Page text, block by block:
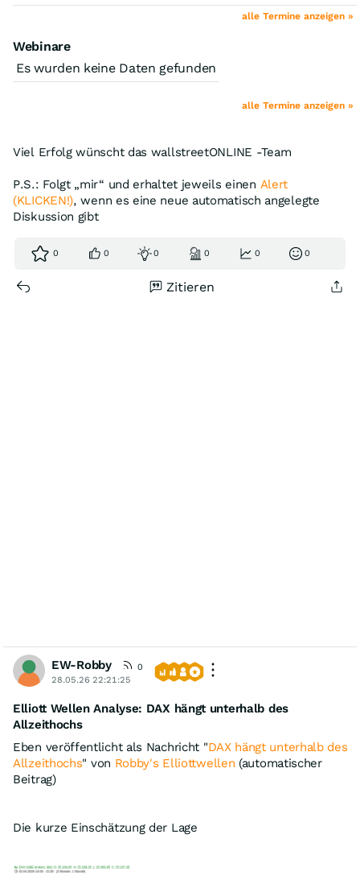
alle Termine anzeigen »
Webinare
Es wurden keine Daten gefunden
alle Termine anzeigen »
Viel Erfolg wünscht das wallstreetONLINE -Team
P.S.: Folgt „mir“ und erhaltet jeweils einen Alert
(KLICKEN!), wenn es eine neue automatisch angelegte
Diskussion gibt
0 0 0 0 0 0
Zitieren
EW-Robby
0
28.05.26 22:21:25
Elliott Wellen Analyse: DAX hängt unterhalb des
Allzeithochs
Eben veröffentlicht als Nachricht "DAX hängt unterhalb des
Allzeithochs" von Robby's Elliottwellen (automatischer
Beitrag)
Die kurze Einschätzung der Lage